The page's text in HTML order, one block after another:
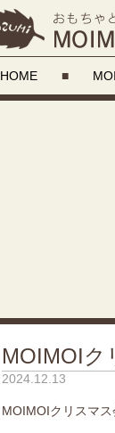
HOME ■
MOIMOIク
2024.12.13
MOIMOIクリスマス